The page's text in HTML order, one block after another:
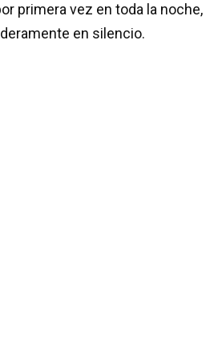
primera vez en toda la noche,
en silencio.